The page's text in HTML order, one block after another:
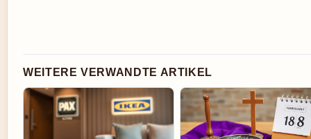
WEITERE VERWANDTE ARTIKEL